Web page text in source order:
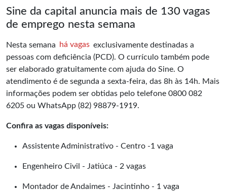
Sine da capital anuncia mais de 130 vagas
de emprego nesta semana
Nesta semana há vagas exclusivamente destinadas a
pessoas com deficiência (PCD). O currículo também pode
ser elaborado gratuitamente com ajuda do Sine. O
atendimento é de segunda a sexta-feira, das 8h às 14h. Mais
informações podem ser obtidas pelo telefone 0800 082
6205 ou WhatsApp (82) 98879-1919.
Confira as vagas disponíveis:
Assistente Administrativo - Centro -1 vaga
Engenheiro Civil - Jatiúca - 2 vagas
Montador de Andaimes - Jacintinho - 1 vaga